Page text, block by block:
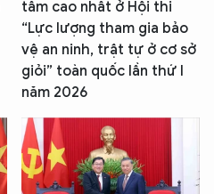
tâm cao nhất ở Hội thi
“Lực lượng tham gia bảo
vệ an ninh, trật tự ở cơ sở
giỏi” toàn quốc lần thứ I
năm 2026